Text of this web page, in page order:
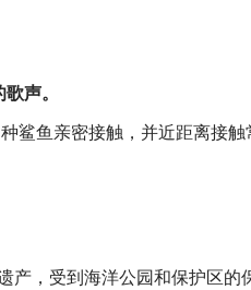
声。
鲨鱼亲密接触，并近距离接触
产，受到海洋公园和保护区的